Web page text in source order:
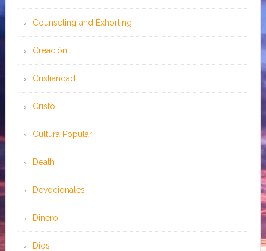
Counseling and Exhorting
Creación
Cristiandad
Cristo
Cultura Popular
Death
Devocionales
Dinero
Dios